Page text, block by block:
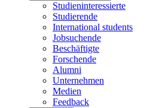
Studieninteressierte
Studierende
International students
Jobsuchende
Beschäftigte
Forschende
Alumni
Unternehmen
Medien
Feedback